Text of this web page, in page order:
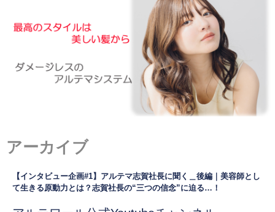
アーカイブ
【インタビュー企画#1】アルテマ志賀社長に聞く＿後編｜美容師とし
て生きる原動力とは？志賀社長の“三つの信念”に迫る…！